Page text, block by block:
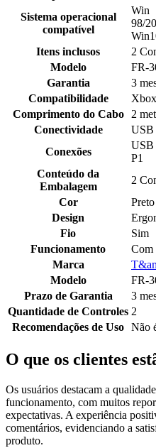
Sistema operacional
compatível
Win
98/
Itens inclusos
2
Modelo
FR-
Garantia
3
Compatibilidade
Comprimento do Cabo
2
Conectividade
USB
Conexões
USB
P1
Conteúdo da
Embalagem
2
Cor
Preto
Design
Fio
Sim
Funcionamento
Com
Marca
Modelo
FR-
Prazo de Garantia
3
Quantidade de Controles 2
Recomendações de Uso Não
O que os clientes
Os usuários destacam a
funcionamento, com muitos
expectativas. A experiência
comentários, evidenciando a
produto.